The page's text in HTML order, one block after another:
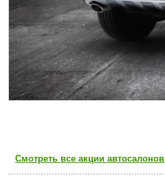
Смотреть все акции автосалонов